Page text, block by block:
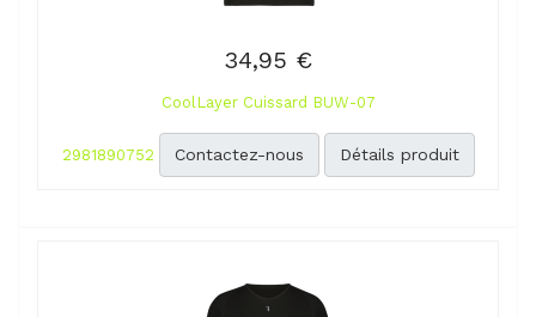
34,95 €
CoolLayer Cuissard BUW-07
2981890752 Contactez-nous Détails produit